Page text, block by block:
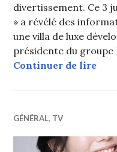
divertissement. Ce 3
» a révélé des
une villa de luxe
présidente du groupe
Continuer de lireLee
GÉNÉRAL, TV